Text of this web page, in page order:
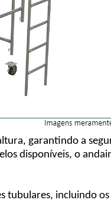
garantindo a
disponíveis, o
tubulares, incluindo